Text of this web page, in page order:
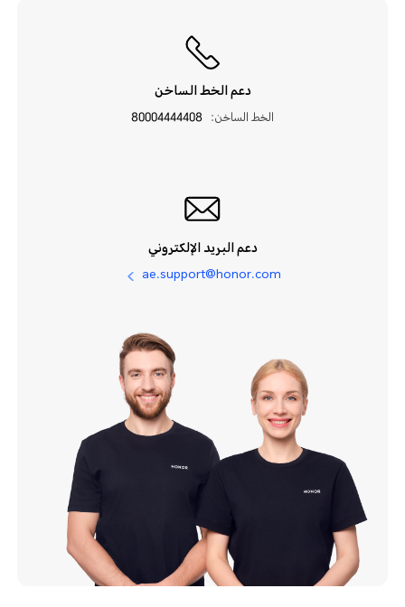
دعم الخط الساخن
الخط الساخن: 80004444408
دعم البريد الإلكتروني
ae.support@honor.com